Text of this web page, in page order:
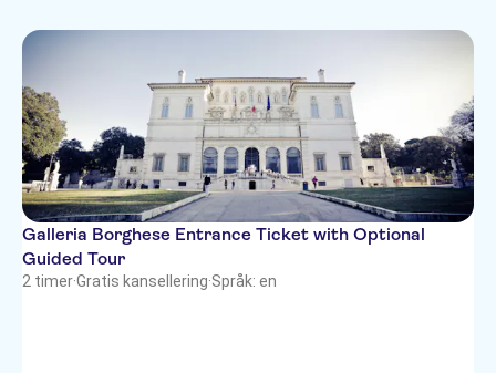
Subject expert guide
Unik attraksjon
Severdigheter
Galleria Borghese Entrance Ticket with Optional
Guided Tour
2 timer·Gratis kansellering·Språk: en